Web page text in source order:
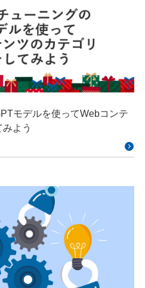
モデルを使ってWebコンテ
よう